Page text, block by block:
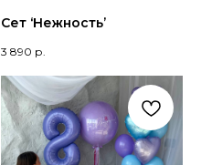
Сет ‘Нежность’
3 890 р.